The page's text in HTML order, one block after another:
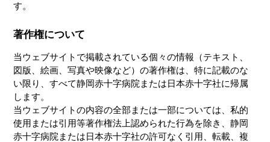
す。
著作権について
当ウェブサイトで掲載されている個々の情報（テキスト、
図版、絵画、写真や映像など）の著作権は、特に記載のな
い限り、すべて静岡赤十字病院または日本赤十字社に帰属
します。
当ウェブサイトの内容の全部または一部については、私的
使用または引用等著作権法上認められた行為を除き、静岡
赤十字病院または日本赤十字社の許可なく引用、転載、複